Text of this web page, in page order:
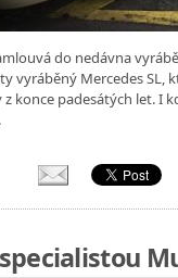
do nedávna
vyráběný Mercedes
konce padesátých let. I